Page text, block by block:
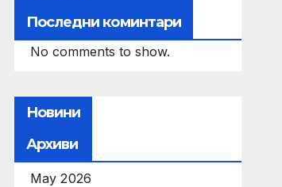
Последни коминтари
No comments to show.
Новини
Архиви
May 2026